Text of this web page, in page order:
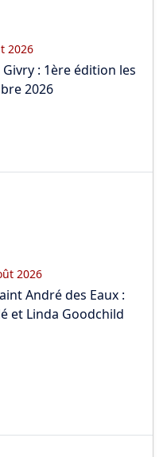
2026
: 1ère édition les
2026
2026
André des Eaux :
et Linda Goodchild